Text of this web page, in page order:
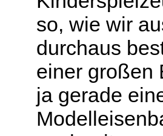
so, wie wir
durchaus
einer großen
ja gerade